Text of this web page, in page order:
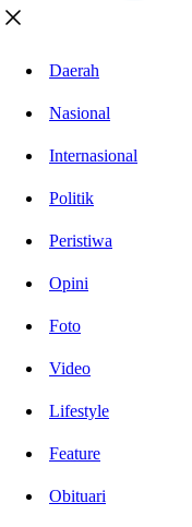
Daerah
Nasional
Internasional
Politik
Peristiwa
Opini
Foto
Video
Lifestyle
Feature
Obituari